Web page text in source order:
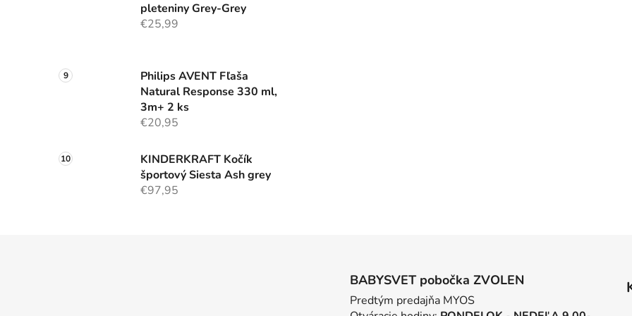
pleteniny Grey-Grey
€25,99
Philips AVENT Fľaša
Natural Response 330 ml,
3m+ 2 ks
€20,95
KINDERKRAFT Kočík
športový Siesta Ash grey
€97,95
BABYSVET pobočka ZVOLEN
Predtým predajňa MYOS